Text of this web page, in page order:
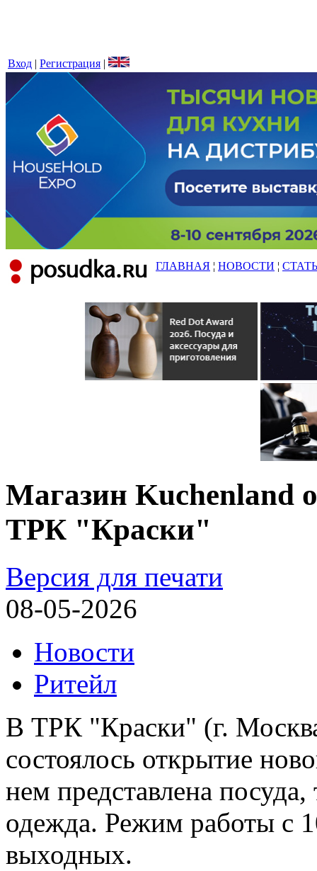
Вход | Регистрация |
ГЛАВНАЯ ¦ НОВОСТИ ¦
Магазин Kuchenland
ТРК "Краски"
Версия для печати
08-05-2026
Новости
Ритейл
В ТРК "Краски" (г.
состоялось открытие
нем представлена
одежда. Режим работы с
выходных.